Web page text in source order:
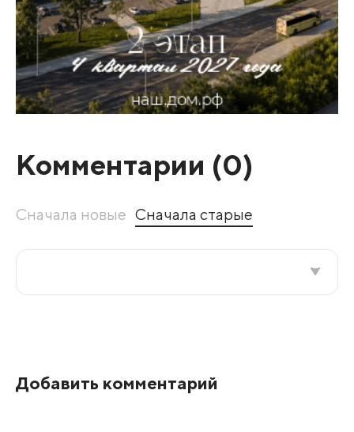
Комментарии (0)
Сначала новые Сначала старые
Добавить комментарий